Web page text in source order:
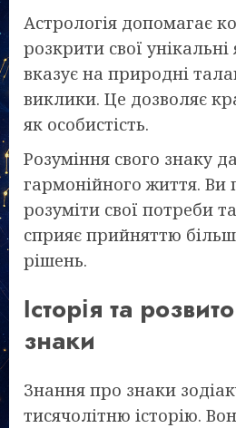
Астрологія допомагає
розкрити свої унікальні
вказує на природні
виклики. Це дозволяє
як особистість.
Розуміння свого знаку
гармонійного життя. Ви
розуміти свої потреби
сприяє прийняттю
рішень.
Історія та
знаки
Знання про знаки
тисячолітню історію.